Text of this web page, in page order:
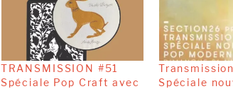
TRANSMISSION #51
Spéciale Pop Craft avec
Spéciale